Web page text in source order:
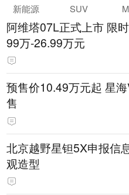
新能源 SUV
阿维塔07L正式上市 限
99万-26.99万元
预售价10.49万元起 星
售
北京越野星钽5X申报信
观造型